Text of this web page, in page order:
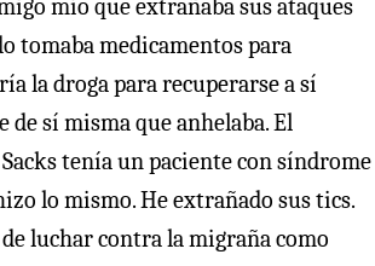
mío que extrañaba sus ataques
tomaba medicamentos para
la droga para recuperarse a sí
de sí misma que anhelaba. El
tenía un paciente con síndrome
lo mismo. He extrañado sus tics.
luchar contra la migraña como